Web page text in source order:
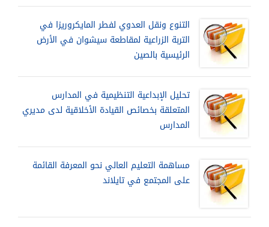
التنوع ونقل العدوي لفطر المايكروريزا في
التربة الزراعية لمقاطعة سيشوان في الأرض
الرئيسية بالصين
تحليل الإبداعية التنظيمية في المدارس
المتعلقة بخصائص القيادة الأخلاقية لدى مديري
المدارس
مساهمة التعليم العالي نحو المعرفة القائمة
على المجتمع في تايلاند